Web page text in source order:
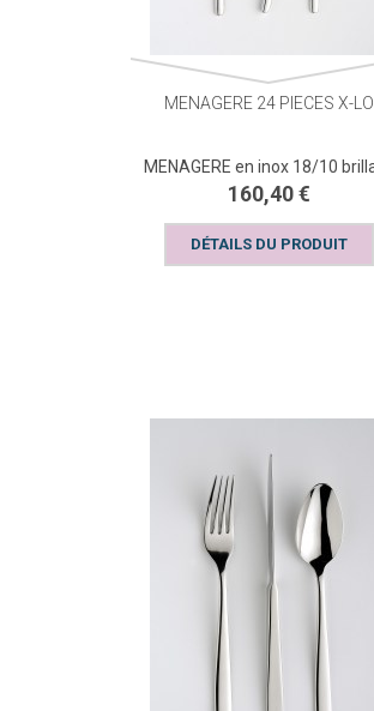
MENAGERE 24 PIECES X-LO
MENAGERE en inox 18/10
160,40 €
DÉTAILS DU PRODUIT